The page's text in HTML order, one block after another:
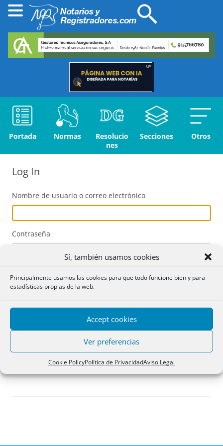
Sí, también usamos cookies
Principalmente usamos las cookies para que todo funcione bien y para
estadísticas propias de la web.
Accept cookies
Ver preferencias
Cookie PolicyPolítica de PrivacidadAviso Legal
Portada Normas
Resolucio
nes
Secciones Otros
Log In
Nombre de usuario o correo electrónico
Contraseña
Acceder
Registro
¿Has olvidado tu contraseña?